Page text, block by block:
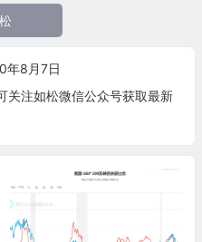
年8月7日
关注如松微信公众号获取最新